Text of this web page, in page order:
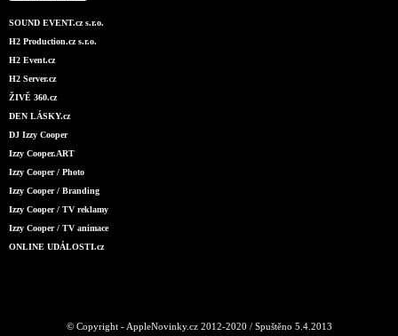
SOUND EVENT.cz s.r.o.
H2 Production.cz s.r.o.
H2 Event.cz
H2 Server.cz
ŽIVĚ 360.cz
DEN LÁSKY.cz
DJ Izzy Cooper
Izzy Cooper.ART
Izzy Cooper / Photo
Izzy Cooper / Branding
Izzy Cooper / TV reklamy
Izzy Cooper / TV animace
ONLINE UDÁLOSTI.cz
© Copyright - AppleNovinky.cz 2012-2020 / Spuštěno 5.4.2013